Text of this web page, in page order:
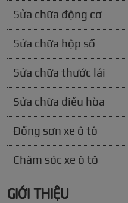
Sửa chữa động cơ
Sửa chữa hộp số
Sửa chữa thước lái
Sửa chữa điều hòa
Đồng sơn xe ô tô
Chăm sóc xe ô tô
GIỚI THIỆU